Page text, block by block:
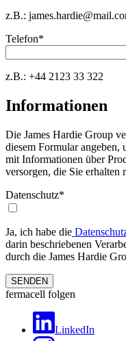
z.B.:
Telefon*
z.B.: +44 2123 33 322
Informationen
Die James Hardie Group
diesem Formular
mit Informationen über
versorgen, die Sie erhalten
Datenschutz*
Ja, ich habe die
darin beschriebenen
durch die James Hardie
SENDEN
fermacell folgen
LinkedIn